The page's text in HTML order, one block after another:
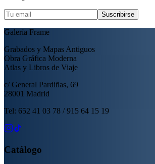
Suscribirse
Galería Frame
Grabados y Mapas Antiguos
Obra Gráfica Moderna
Atlas y Libros de Viaje
c/ General Pardiñas, 69
28001 Madrid
Tel: 652 41 03 78 / 915 64 15 19
Catálogo